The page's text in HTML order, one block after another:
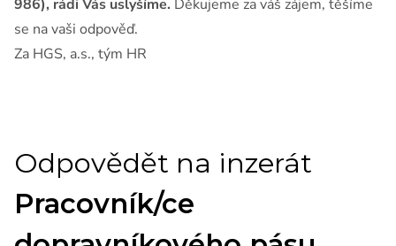
986), rádi Vás uslyšíme. Děkujeme za váš zájem, těšíme
se na vaši odpověď.
Za HGS, a.s., tým HR